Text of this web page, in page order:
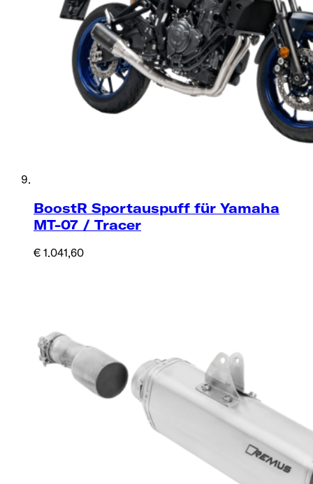
BoostR Sportauspuff für Yamaha
MT-07 / Tracer
€ 1.041,60